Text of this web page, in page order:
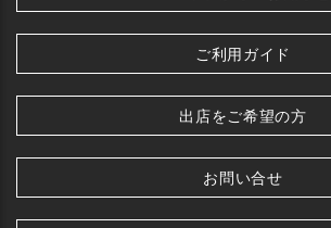
ご利用ガイド
出店をご希望の方
お問い合せ